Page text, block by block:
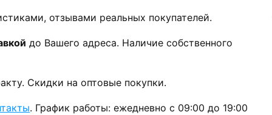
отзывами реальных покупателей.
до Вашего адреса. Наличие собственного
Скидки на оптовые покупки.
. График работы: ежедневно с 09:00 до 19:00